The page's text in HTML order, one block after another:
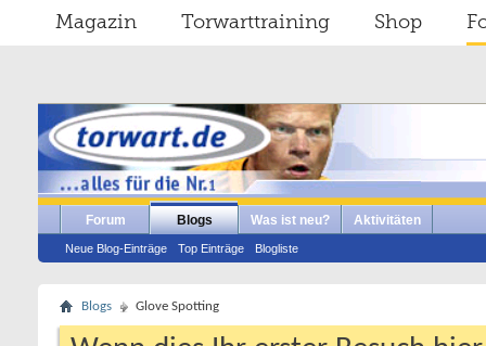
Magazin Torwarttraining Shop
Forum Blogs
Neue Blog-Einträge Top Einträge Blogliste
Was ist neu? Aktivitäten
Blogs Glove Spotting